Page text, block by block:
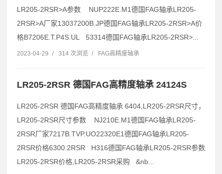
LR205-2RSR>A参数 NUP222E.M1德国FAG轴承LR205-
2RSR>A厂家13037200B.JP德国FAG轴承LR205-2RSR>A价
格B7206E.T.P4S.UL 53314德国FAG轴承LR205-2RSR>...
2023-04-29 / 314 次浏览 / FAG高精度轴承
LR205-2RSR 德国FAG高精度轴承 24124S
LR205-2RSR 德国FAG高精度轴承 6404,LR205-2RSR尺寸，
LR205-2RSR尺寸参数 NJ210E.M1德国FAG轴承LR205-
2RSR厂家7217B.TVP.UO22320E1德国FAG轴承LR205-
2RSR价格6300.2RSR H316德国FAG轴承LR205-2RSR参数
LR205-2RSR价格,LR205-2RSR采购 &nb...